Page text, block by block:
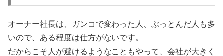
オーナー社長は、ガンコで変わった人、ぶっとんだ人も多
いので、ある程度は仕方がないです。
だからこそ人が避けるようなこともやって、会社が大きく